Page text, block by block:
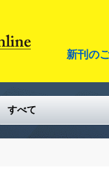
新刊の